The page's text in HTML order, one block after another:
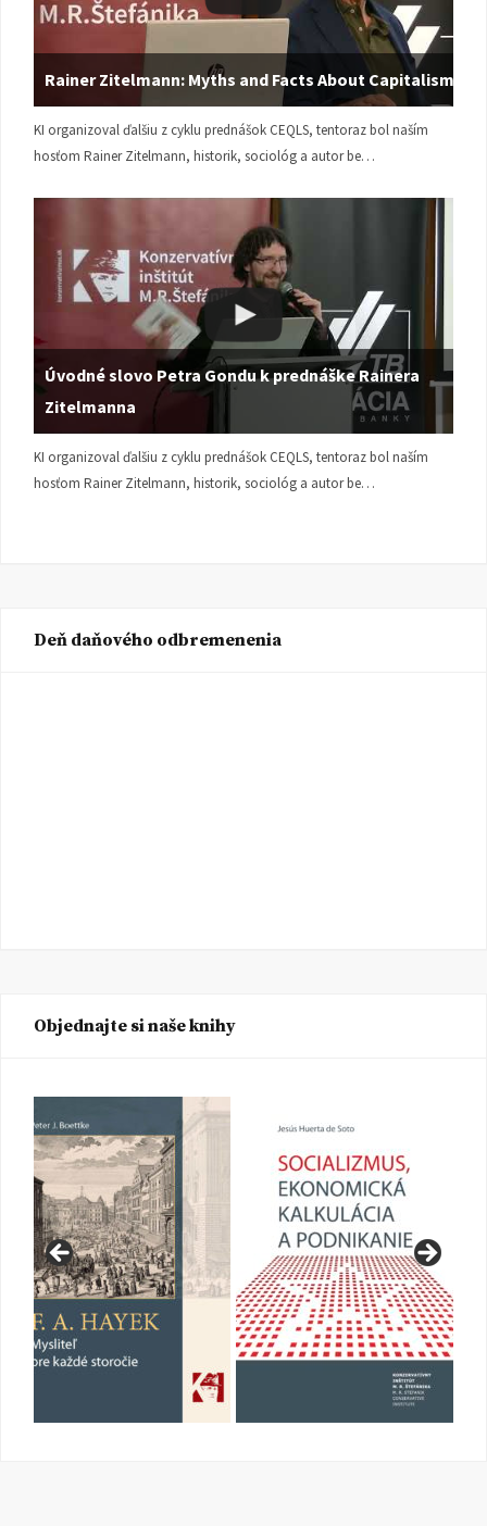
Rainer Zitelmann: Myths and Facts About Capitalism
KI organizoval ďalšiu z cyklu prednášok CEQLS, tentoraz bol naším
hosťom Rainer Zitelmann, historik, sociológ a autor be…
Úvodné slovo Petra Gondu k prednáške Rainera
Zitelmanna
KI organizoval ďalšiu z cyklu prednášok CEQLS, tentoraz bol naším
hosťom Rainer Zitelmann, historik, sociológ a autor be…
Deň daňového odbremenenia
Objednajte si naše knihy